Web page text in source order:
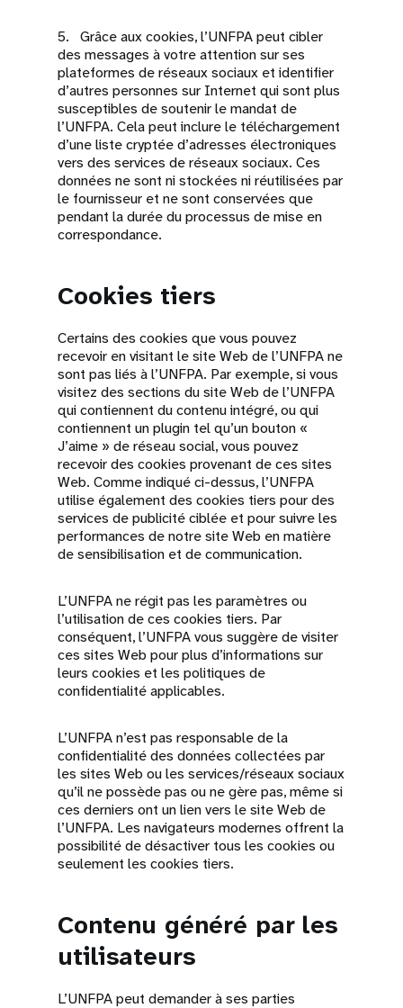
5. Grâce aux cookies, l’UNFPA peut cibler
des messages à votre attention sur ses
plateformes de réseaux sociaux et identifier
d’autres personnes sur Internet qui sont plus
susceptibles de soutenir le mandat de
l’UNFPA. Cela peut inclure le téléchargement
d’une liste cryptée d’adresses électroniques
vers des services de réseaux sociaux. Ces
données ne sont ni stockées ni réutilisées par
le fournisseur et ne sont conservées que
pendant la durée du processus de mise en
correspondance.
Cookies tiers
Certains des cookies que vous pouvez
recevoir en visitant le site Web de l’UNFPA ne
sont pas liés à l’UNFPA. Par exemple, si vous
visitez des sections du site Web de l’UNFPA
qui contiennent du contenu intégré, ou qui
contiennent un plugin tel qu’un bouton «
J’aime » de réseau social, vous pouvez
recevoir des cookies provenant de ces sites
Web. Comme indiqué ci-dessus, l’UNFPA
utilise également des cookies tiers pour des
services de publicité ciblée et pour suivre les
performances de notre site Web en matière
de sensibilisation et de communication.
L’UNFPA ne régit pas les paramètres ou
l’utilisation de ces cookies tiers. Par
conséquent, l’UNFPA vous suggère de visiter
ces sites Web pour plus d’informations sur
leurs cookies et les politiques de
confidentialité applicables.
L’UNFPA n’est pas responsable de la
confidentialité des données collectées par
les sites Web ou les services/réseaux sociaux
qu’il ne possède pas ou ne gère pas, même si
ces derniers ont un lien vers le site Web de
l’UNFPA. Les navigateurs modernes offrent la
possibilité de désactiver tous les cookies ou
seulement les cookies tiers.
Contenu généré par les
utilisateurs
L’UNFPA peut demander à ses parties